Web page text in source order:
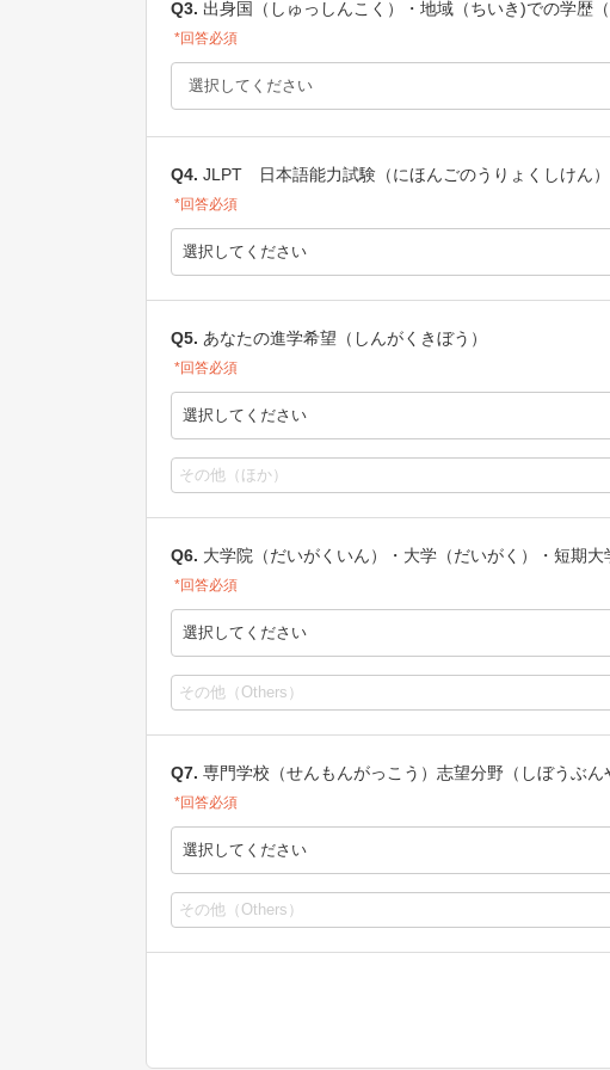
Q3. 出身国（しゅっしんこく）・地域（ちいき)での学歴（
*回答必須
Q4. JLPT 日本語能力試験（にほんごのうりょくしけん）
*回答必須
選択してください
Q5. あなたの進学希望（しんがくきぼう）
*回答必須
選択してください
Q6. 大学院（だいがくいん）・大学（だいがく）・短期
*回答必須
選択してください
Q7. 専門学校（せんもんがっこう）志望分野（しぼうぶん
*回答必須
選択してください